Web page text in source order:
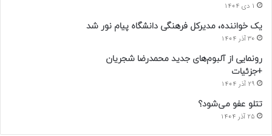
1 دی 1404
یک خواننده، مدیرکل فرهنگی دانشگاه پیام نور شد
30 آذر 1404
رونمایی از آلبوم‌های جدید محمدرضا شجریان
+جزئیات
29 آذر 1404
تتلو عفو می‌شود؟
25 آذر 1404